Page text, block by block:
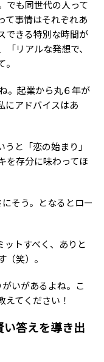
でも同世代の人って
て事情はそれぞれあ
できる特別な時間が
リアルな発想で、
。起業から丸６年が
にアドバイスはあ
と「恋の始まり」
を存分に味わってほ
そう。となるとロー
トすべく、ありと
笑）。
いがあるよね。こ
てください！
答えを導き出